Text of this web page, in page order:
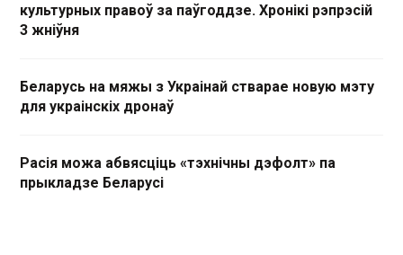
культурных правоў за паўгоддзе. Хронікі рэпрэсій
3 жніўня
Беларусь на мяжы з Украінай стварае новую мэту
для украінскіх дронаў
Расія можа абвясціць «тэхнічны дэфолт» па
прыкладзе Беларусі